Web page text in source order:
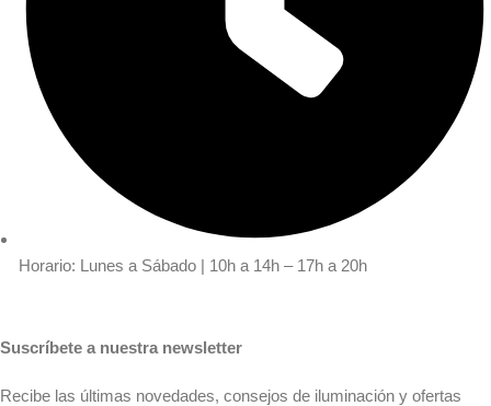
Horario: Lunes a Sábado | 10h a 14h – 17h a 20h
Suscríbete a nuestra newsletter
Recibe las últimas novedades, consejos de iluminación y ofertas